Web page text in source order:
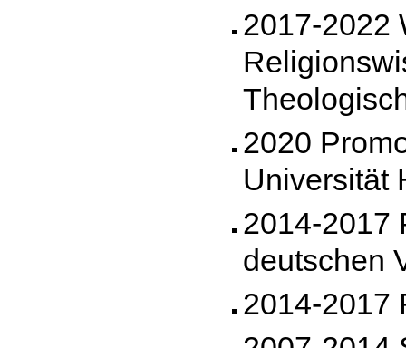
2017-2022
2020
Universität
2014-2017
deutschen
2014-2017